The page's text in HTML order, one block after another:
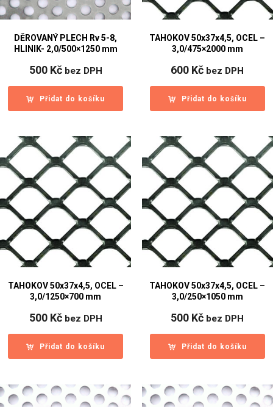
DĚROVANÝ PLECH Rv 5-8,
HLINIK- 2,0/500×1250 mm
500 Kč bez DPH
Přidat do košíku
TAHOKOV 50x37x4,5, OCEL –
3,0/475×2000 mm
600 Kč bez DPH
Přidat do košíku
TAHOKOV 50x37x4,5, OCEL –
3,0/1250×700 mm
500 Kč bez DPH
Přidat do košíku
TAHOKOV 50x37x4,5, OCEL –
3,0/250×1050 mm
500 Kč bez DPH
Přidat do košíku